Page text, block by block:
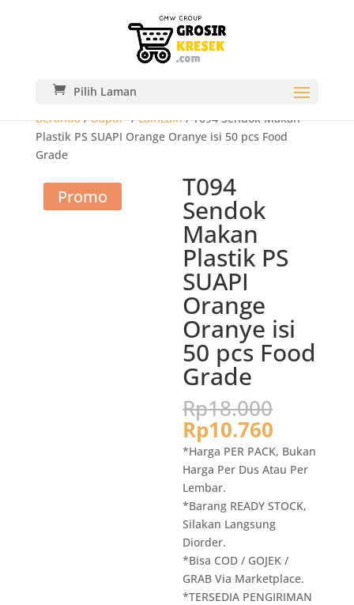
Pilih Laman
Beranda/Dapur-/LainLain/ T094 Sendok Makan
Plastik PS SUAPI Orange Oranye isi 50 pcs Food
Grade
Promo T094
Sendok
Makan
Plastik PS
SUAPI
Orange
Oranye isi
50 pcs Food
Grade
Rp18.000
adalah:
Rp10.760
saat
ini
adalah:
*Harga PER PACK, Bukan
Harga Per Dus Atau Per
Lembar.
*Barang READY STOCK,
Silakan Langsung
Diorder.
*Bisa COD / GOJEK /
GRAB Via Marketplace.
*TERSEDIA PENGIRIMAN